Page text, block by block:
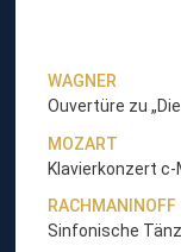
h
t
W
u
s
c
WAGNER
Ouvertüre zu
MOZART
Klavierkonzert c-
RACHMANINOFF
Sinfonische